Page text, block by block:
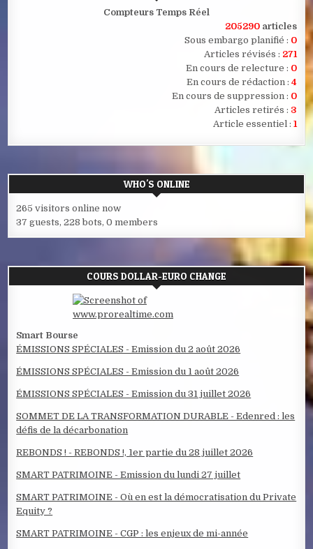
Compteurs Temps Réel
205290 articles
Sous embargo planifié : 0
Articles révisés : 271
En cours de relecture : 0
En cours de rédaction : 4
En cours de suppression : 0
Articles retirés : 3
Article essentiel : 1
WHO'S ONLINE
265 visitors online now
37 guests, 228 bots, 0 members
COURS DOLLAR-EURO CHANGE
Smart Bourse
ÉMISSIONS SPÉCIALES - Emission du 2 août 2026
ÉMISSIONS SPÉCIALES - Emission du 1 août 2026
ÉMISSIONS SPÉCIALES - Emission du 31 juillet 2026
SOMMET DE LA TRANSFORMATION DURABLE - Edenred : les
défis de la décarbonation
REBONDS ! - REBONDS !, 1er partie du 28 juillet 2026
SMART PATRIMOINE - Emission du lundi 27 juillet
SMART PATRIMOINE - Où en est la démocratisation du Private
Equity ?
SMART PATRIMOINE - CGP : les enjeux de mi-année